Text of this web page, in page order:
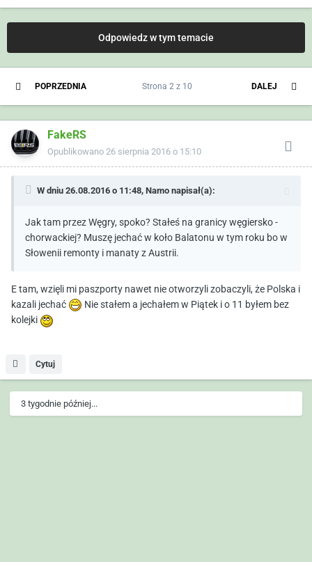
Odpowiedz w tym temacie
POPRZEDNIA DALEJ
Strona 2 z 10
FakeRS
Opublikowano 26 sierpnia 2016 o 15:10
W dniu 26.08.2016 o 11:48, Namo napisał(a):
Jak tam przez Węgry, spoko? Stałeś na granicy węgiersko -
chorwackiej? Muszę jechać w koło Balatonu w tym roku bo w
Słowenii remonty i manaty z Austrii.
E tam, wzięli mi paszporty nawet nie otworzyli zobaczyli, że Polska i
kazali jechać
Nie stałem a jechałem w Piątek i o 11 byłem bez
kolejki
Cytuj
3 tygodnie później...